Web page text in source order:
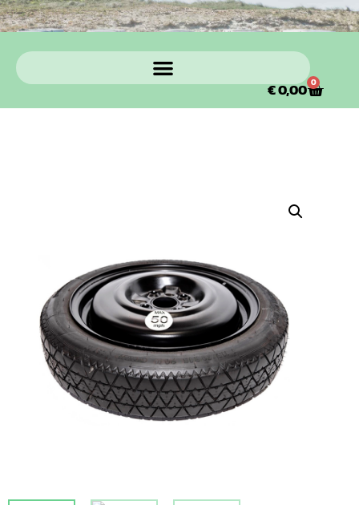
€0,00 0